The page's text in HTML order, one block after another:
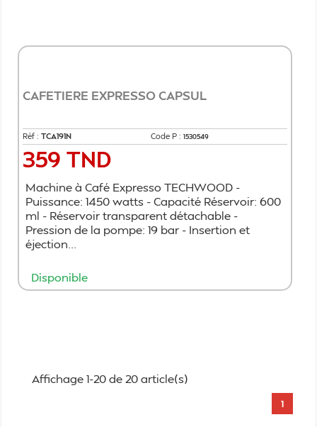
CAFETIERE EXPRESSO CAPSUL
Réf : TCA191N Code P : 1530549
Prix
359 TND
Machine à Café Expresso TECHWOOD -
Puissance: 1450 watts - Capacité Réservoir: 600
ml - Réservoir transparent détachable -
Pression de la pompe: 19 bar - Insertion et
éjection...
Disponible
Affichage 1-20 de 20 article(s)
1